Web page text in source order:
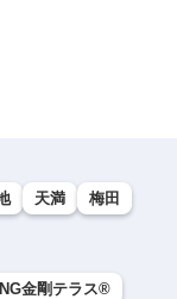
天満
梅田
金剛テラス®